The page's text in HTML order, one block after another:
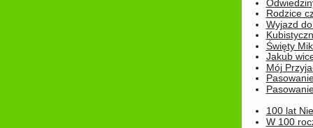
Rodzice
Wyjazd
Święty
Jakub
Mój
100 lat
W 100